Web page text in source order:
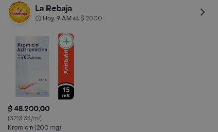
La Rebaja
Hoy, 9 AM• $ 2000
$ 48.200,00
(3213.34/ml)
Kromicin (200 mg)